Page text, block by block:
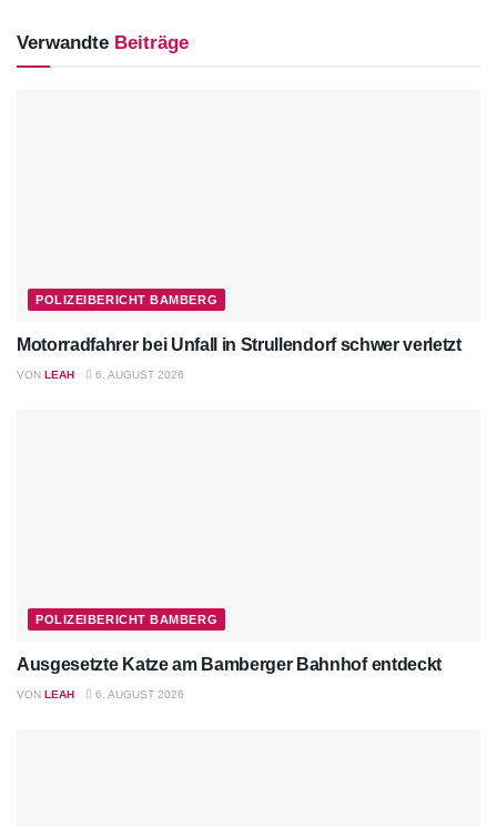
Verwandte Beiträge
POLIZEIBERICHT BAMBERG
Motorradfahrer bei Unfall in Strullendorf schwer verletzt
VON LEAH 6. AUGUST 2026
POLIZEIBERICHT BAMBERG
Ausgesetzte Katze am Bamberger Bahnhof entdeckt
VON LEAH 6. AUGUST 2026